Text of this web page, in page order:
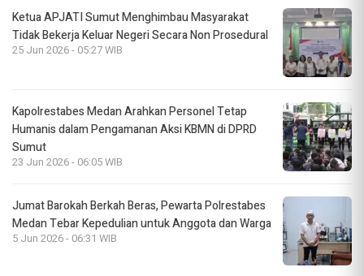
Ketua APJATI Sumut Menghimbau Masyarakat
Tidak Bekerja Keluar Negeri Secara Non Prosedural
25 Jun 2026 - 05:27 WIB
Kapolrestabes Medan Arahkan Personel Tetap
Humanis dalam Pengamanan Aksi KBMN di DPRD
Sumut
23 Jun 2026 - 06:05 WIB
Jumat Barokah Berkah Beras, Pewarta Polrestabes
Medan Tebar Kepedulian untuk Anggota dan Warga
5 Jun 2026 - 06:31 WIB